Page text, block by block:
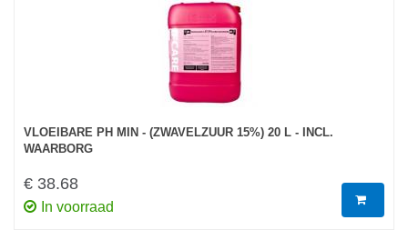
VLOEIBARE PH MIN - (ZWAVELZUUR 15%) 20 L - INCL.
WAARBORG
€ 38.68
In voorraad